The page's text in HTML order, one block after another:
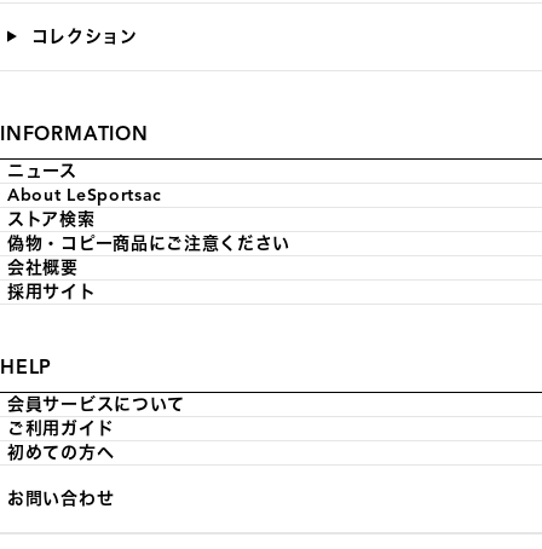
コレクション
INFORMATION
ニュース
About LeSportsac
ストア検索
偽物・コピー商品にご注意ください
会社概要
採用サイト
HELP
会員サービスについて
ご利用ガイド
初めての方へ
お問い合わせ